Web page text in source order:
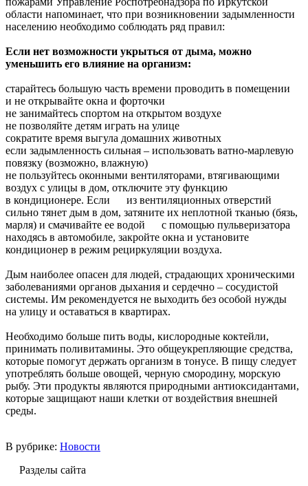
области напоминает, что при возникновении задымленности
населению необходимо соблюдать ряд правил:
Если нет возможности укрыться от дыма, можно
уменьшить его влияние на организм:
старайтесь большую часть времени проводить в помещении
и не открывайте окна и форточки
не занимайтесь спортом на открытом воздухе
не позволяйте детям играть на улице
сократите время выгула домашних животных
если задымленность сильная – использовать ватно-марлевую
повязку (возможно, влажную)
не пользуйтесь оконными вентиляторами, втягивающими
воздух с улицы в дом, отключите эту функцию
в кондиционере. Если из вентиляционных отверстий
сильно тянет дым в дом, затяните их неплотной тканью (бязь,
марля) и смачивайте ее водой с помощью пульверизатора
находясь в автомобиле, закройте окна и установите
кондиционер в режим рециркуляции воздуха.
Дым наиболее опасен для людей, страдающих хроническими
заболеваниями органов дыхания и сердечно – сосудистой
системы. Им рекомендуется не выходить без особой нужды
на улицу и оставаться в квартирах.
Необходимо больше пить воды, кислородные коктейли,
принимать поливитамины. Это общеукрепляющие средства,
которые помогут держать организм в тонусе. В пищу следует
употреблять больше овощей, черную смородину, морскую
рыбу. Эти продукты являются природными антиоксидантами,
которые защищают наши клетки от воздействия внешней
среды.
В рубрике: Новости
Разделы сайта